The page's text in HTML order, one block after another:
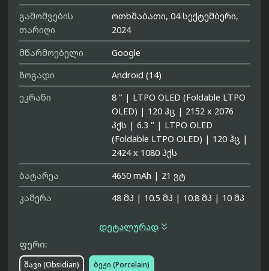
გამოშვების
თარიღი
ოთხშაბათი, 04 სექტემბერი,
2024
მწარმოებელი
Google
ზოგადი
Android (14)
ეკრანი
8 " | LTPO OLED (Foldable LTPO
OLED) | 120 ჰც | 2152 x 2076
პქს | 6.3 " | LTPO OLED
(Foldable LTPO OLED) | 120 ჰც |
2424 x 1080 პქს
ბატარეა
4650 mAh | 21 ვტ
კამერა
48 მპ | 10.5 მპ | 10.8 მპ | 10 მპ
დეტალურად 
ფერი:
შავი (Obsidian) ბეჟი (Porcelain)